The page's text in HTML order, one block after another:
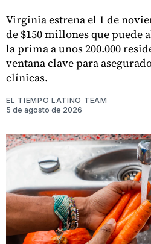
Virginia estrena el 1 de
de $150 millones que puede
la prima a unos 200.000
ventana clave para
clínicas.
EL TIEMPO LATINO TEAM
5 de agosto de 2026